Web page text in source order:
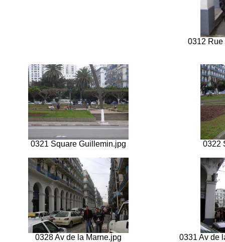
0312
0321 Square Guillemin.jpg 0322
0328 Av de la Marne.jpg 0331 Av de